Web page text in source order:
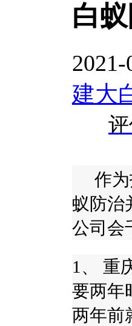
白
建大
作
蚁防治
公司会
1、 重
要两年
两年前